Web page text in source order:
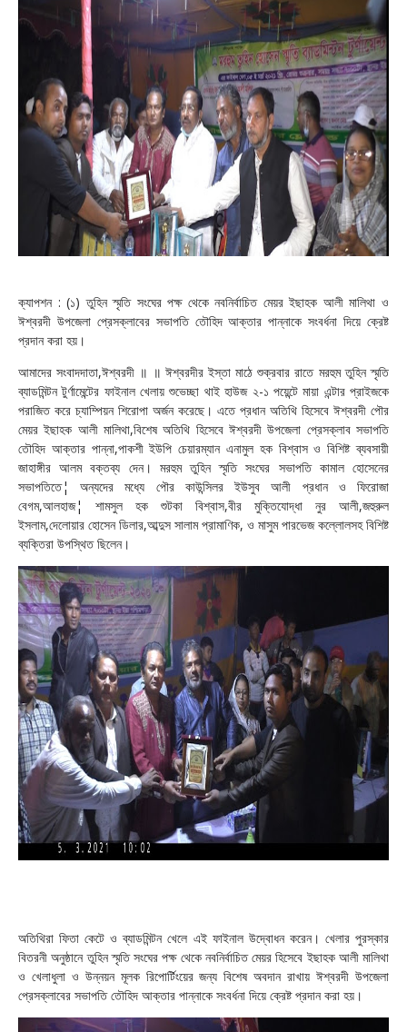
ক্যাপশন : (১) তুহিন স্মৃতি সংঘের পক্ষ থেকে নবনির্বাচিত মেয়র ইছাহক আলী মালিথা ও
ঈশ্বরদী উপজেলা প্রেসক্লাবের সভাপতি তৌহিদ আক্তার পান্নাকে সংবর্ধনা দিয়ে ক্রেষ্ট
প্রদান করা হয়।
আমাদের সংবাদদাতা,ঈশ্বরদী ॥ ॥ ঈশ্বরদীর ইস্তা মাঠে শুক্রবার রাতে মরহুম তুহিন স্মৃতি
ব্যাডমিন্টন টুর্ণামেন্টের ফাইনাল খেলায় শুভেচ্ছা থাই হাউজ ২-১ পয়েন্টে মায়া এন্টার প্রাইজকে
পরাজিত করে চ্যাম্পিয়ন শিরোপা অর্জন করেছে। এতে প্রধান অতিথি হিসেবে ঈশ্বরদী পৌর
মেয়র ইছাহক আলী মালিথা,বিশেষ অতিথি হিসেবে ঈশ্বরদী উপজেলা প্রেসক্লাব সভাপতি
তৌহিদ আক্তার পান্না,পাকশী ইউপি চেয়ারম্যান এনামুল হক বিশ্বাস ও বিশিষ্ট ব্যবসায়ী
জাহাঙ্গীর আলম বক্তব্য দেন। মরহুম তুহিন স্মৃতি সংঘের সভাপতি কামাল হোসেনের
সভাপতিতে¦ অন্যদের মধ্যে পৌর কাউন্সিলর ইউসুব আলী প্রধান ও ফিরোজা
বেগম,আলহাজ¦ শামসুল হক শুটকা বিশ্বাস,বীর মুক্তিযোদ্ধা নুর আলী,জহুরুল
ইসলাম,দেলোয়ার হোসেন ডিলার,আব্দুস সালাম প্রামাণিক, ও মাসুম পারভেজ কল্লোলসহ বিশিষ্ট
ব্যক্তিরা উপস্থিত ছিলেন।
অতিথিরা ফিতা কেটে ও ব্যাডমিন্টন খেলে এই ফাইনাল উদ্বোধন করেন। খেলার পুরস্কার
বিতরনী অনুষ্ঠানে তুহিন স্মৃতি সংঘের পক্ষ থেকে নবনির্বাচিত মেয়র হিসেবে ইছাহক আলী মালিথা
ও খেলাধুলা ও উন্নয়ন মূলক রিপোর্টিংয়ের জন্য বিশেষ অবদান রাখায় ঈশ্বরদী উপজেলা
প্রেসক্লাবের সভাপতি তৌহিদ আক্তার পান্নাকে সংবর্ধনা দিয়ে ক্রেষ্ট প্রদান করা হয়।